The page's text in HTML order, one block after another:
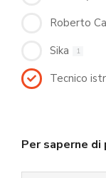
Roberto
Sika 1
Tecnico
Per saperne di